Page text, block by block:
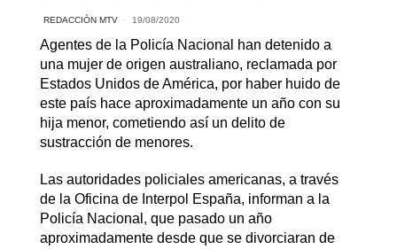
REDACCIÓN MTV 19/08/2020
Agentes de la Policía Nacional han detenido a
una mujer de origen australiano, reclamada por
Estados Unidos de América, por haber huido de
este país hace aproximadamente un año con su
hija menor, cometiendo así un delito de
sustracción de menores.
Las autoridades policiales americanas, a través
de la Oficina de Interpol España, informan a la
Policía Nacional, que pasado un año
aproximadamente desde que se divorciaran de